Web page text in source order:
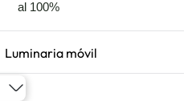
al 100%
Luminaria móvil